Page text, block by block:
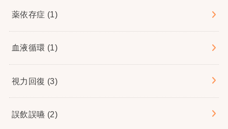
薬依存症 (1)
血液循環 (1)
視力回復 (3)
誤飲誤嚥 (2)